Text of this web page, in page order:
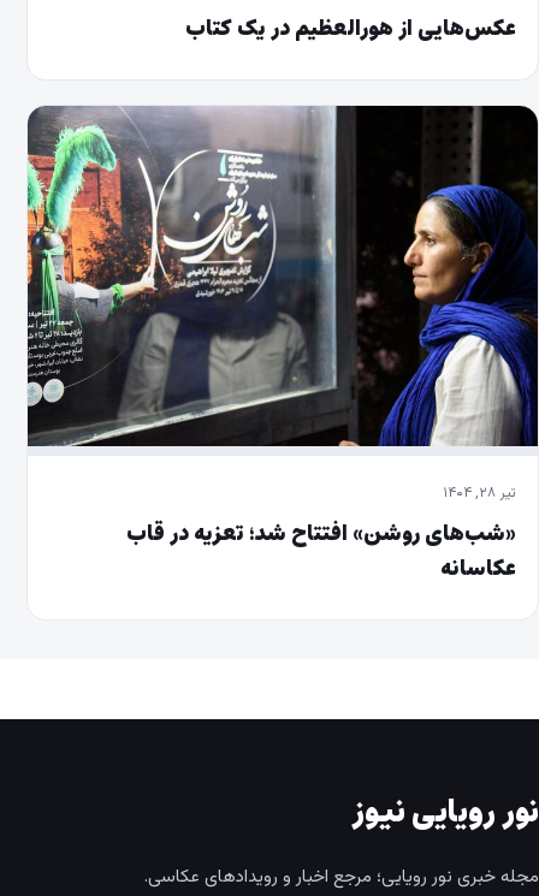
عکس‌هایی از هورالعظیم در یک کتاب
تیر ۲۸, ۱۴۰۴
«شب‌های روشن» افتتاح شد؛ تعزیه در قاب
عکاسانه
نور رویایی نیوز
مجله خبری نور رویایی؛ مرجع اخبار و رویدادهای عکاسی.